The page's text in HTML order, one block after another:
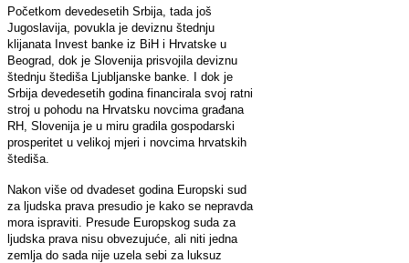
Početkom devedesetih Srbija, tada još
Jugoslavija, povukla je deviznu štednju
klijanata Invest banke iz BiH i Hrvatske u
Beograd, dok je Slovenija prisvojila deviznu
štednju štediša Ljubljanske banke. I dok je
Srbija devedesetih godina financirala svoj ratni
stroj u pohodu na Hrvatsku novcima građana
RH, Slovenija je u miru gradila gospodarski
prosperitet u velikoj mjeri i novcima hrvatskih
štediša.
Nakon više od dvadeset godina Europski sud
za ljudska prava presudio je kako se nepravda
mora ispraviti. Presude Europskog suda za
ljudska prava nisu obvezujuće, ali niti jedna
zemlja do sada nije uzela sebi za luksuz